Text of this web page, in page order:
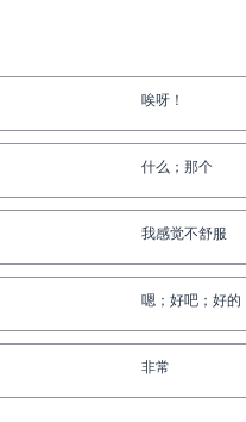
唉呀！
什么；那个
我感觉不舒服
嗯；好吧；好的
非常